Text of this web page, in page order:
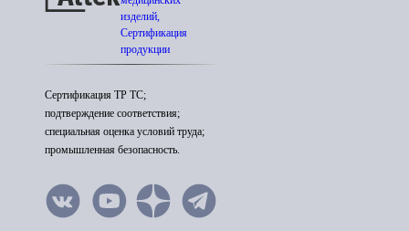
изделий,
Сертификация
продукции
Сертификация ТР ТС;
подтверждение соответствия;
специальная оценка условий труда;
промышленная безопасность.